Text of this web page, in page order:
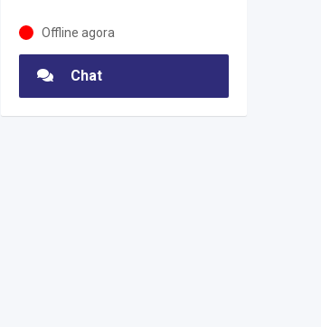
Offline agora
Chat